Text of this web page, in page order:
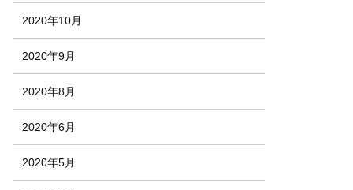
2020年10月
2020年9月
2020年8月
2020年6月
2020年5月